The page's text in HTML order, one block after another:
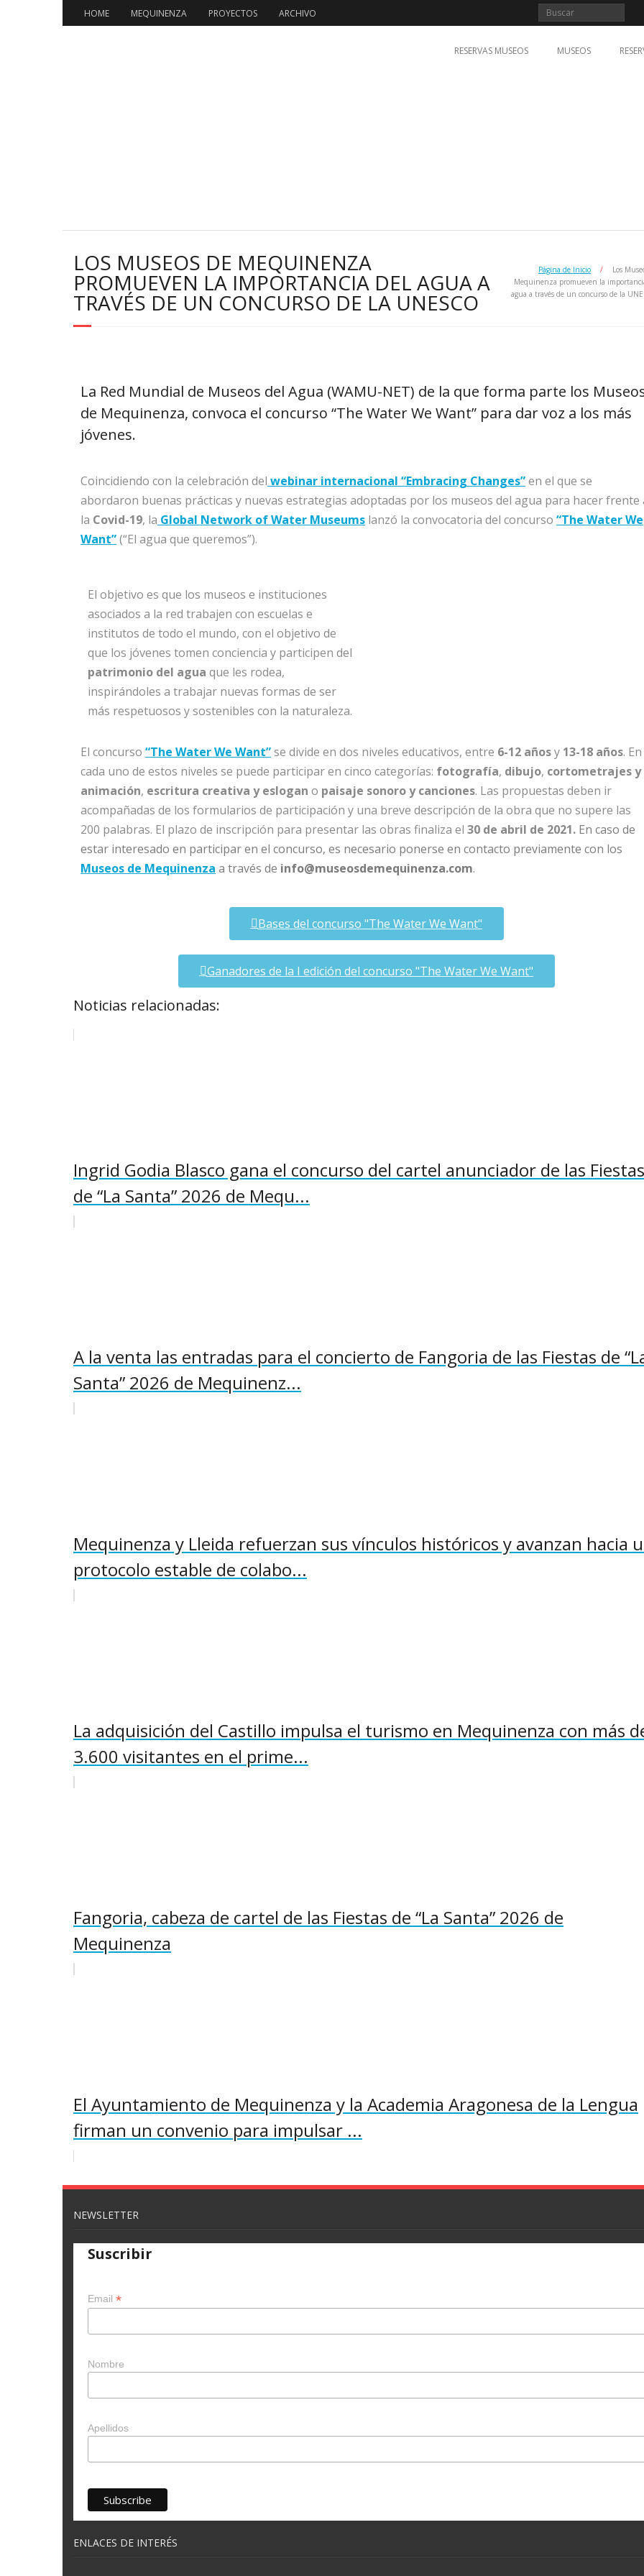
HOME MEQUINENZA PROYECTOS ARCHIVO
RESERVAS MUSEOS MUSEOS
LOS MUSEOS DE MEQUINENZA
PROMUEVEN LA IMPORTANCIA DEL AGUA A
TRAVÉS DE UN CONCURSO DE LA UNESCO
Página de Inicio /
Los
Mequinenza promueven la
agua a través de un concurso de la
La Red Mundial de Museos del Agua (WAMU-NET) de la que forma parte los
de Mequinenza, convoca el concurso “The Water We Want” para dar voz a los más
jóvenes.
Coincidiendo con la celebración del webinar internacional “Embracing Changes”en el que se
abordaron buenas prácticas y nuevas estrategias adoptadas por los museos del agua para hacer frente
la Covid-19, la Global Network of Water Museums lanzó la convocatoria del concurso “The Water We
Want”(“El agua que queremos”).
El objetivo es que los museos e instituciones
asociados a la red trabajen con escuelas e
institutos de todo el mundo, con el objetivo de
que los jóvenes tomen conciencia y participen del
patrimonio del agua que les rodea,
inspirándoles a trabajar nuevas formas de ser
más respetuosos y sostenibles con la naturaleza.
El concurso “The Water We Want”se divide en dos niveles educativos, entre 6-12 añosy 13-18 años. En
cada uno de estos niveles se puede participar en cinco categorías: fotografía, dibujo, cortometrajes y
animación, escritura creativa y eslogan o paisaje sonoro y canciones. Las propuestas deben ir
acompañadas de los formularios de participación y una breve descripción de la obra que no supere las
200 palabras. El plazo de inscripción para presentar las obras finaliza el 30 de abril de 2021. En caso de
estar interesado en participar en el concurso, es necesario ponerse en contacto previamente con los
Museos de Mequinenza a través de info@museosdemequinenza.com.
Bases del concurso "The Water We Want"
Ganadores de la I edición del concurso "The Water We Want"
Noticias relacionadas:
Ingrid Godia Blasco gana el concurso del cartel anunciador de las Fiestas
de “La Santa” 2026 de Mequ...
A la venta las entradas para el concierto de Fangoria de las Fiestas de
Santa” 2026 de Mequinenz...
Mequinenza y Lleida refuerzan sus vínculos históricos y avanzan hacia
protocolo estable de colabo...
La adquisición del Castillo impulsa el turismo en Mequinenza con más
3.600 visitantes en el prime...
Fangoria, cabeza de cartel de las Fiestas de “La Santa” 2026 de
Mequinenza
El Ayuntamiento de Mequinenza y la Academia Aragonesa de la Lengua
firman un convenio para impulsar ...
NEWSLETTER
Suscribir
Email *
Nombre
Apellidos
ENLACES DE INTERÉS